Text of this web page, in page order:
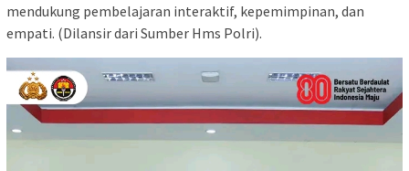
mendukung pembelajaran interaktif, kepemimpinan, dan
empati. (Dilansir dari Sumber Hms Polri).